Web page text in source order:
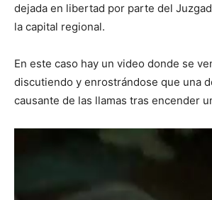
dejada en libertad por parte del
la capital regional.
En este caso hay un video donde se
discutiendo y enrostrándose que una
causante de las llamas tras encender